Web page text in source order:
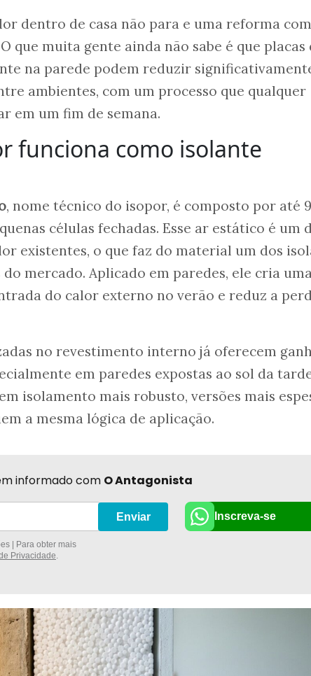
dentro de casa não para e uma reforma
que muita gente ainda não sabe é que placas
na parede podem reduzir
ambientes, com um processo que qualquer
em um fim de semana.
funciona como isolante
, nome técnico do isopor, é composto por até
células fechadas. Esse ar estático é um
existentes, o que faz do material um dos
mercado. Aplicado em paredes, ele cria
do calor externo no verão e reduz a
no revestimento interno já oferecem
em paredes expostas ao sol da
isolamento mais robusto, versões mais
a mesma lógica de aplicação.
informado com O Antagonista
| Para obter mais
Privacidade.
Enviar Inscreva-se